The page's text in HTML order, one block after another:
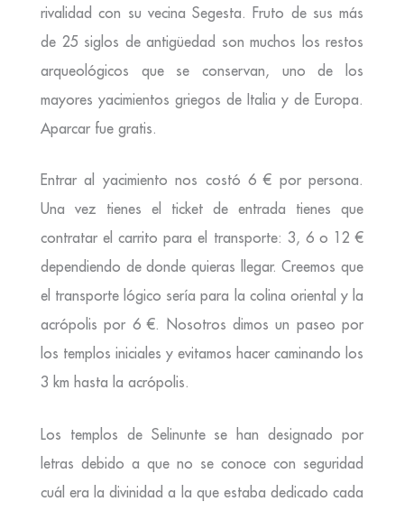
rivalidad con su vecina Segesta. Fruto de sus más
de 25 siglos de antigüedad son muchos los restos
arqueológicos que se conservan, uno de los
mayores yacimientos griegos de Italia y de Europa.
Aparcar fue gratis.
Entrar al yacimiento nos costó 6 € por persona.
Una vez tienes el ticket de entrada tienes que
contratar el carrito para el transporte: 3, 6 o 12 €
dependiendo de donde quieras llegar. Creemos que
el transporte lógico sería para la colina oriental y la
acrópolis por 6 €. Nosotros dimos un paseo por
los templos iniciales y evitamos hacer caminando los
3 km hasta la acrópolis.
Los templos de Selinunte se han designado por
letras debido a que no se conoce con seguridad
cuál era la divinidad a la que estaba dedicado cada